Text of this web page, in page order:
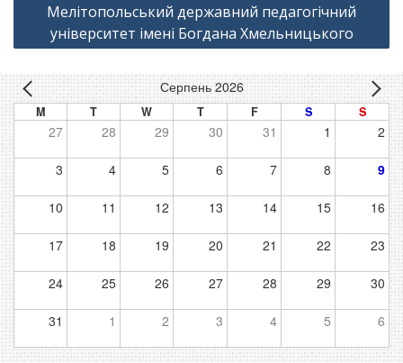
Мелітопольський державний педагогічний
університет імені Богдана Хмельницького
Серпень 2026
M T W T F S S
27 28 29 30 31 1 2
3 4 5 6 7 8 9
10 11 12 13 14 15 16
17 18 19 20 21 22 23
24 25 26 27 28 29 30
31 1 2 3 4 5 6